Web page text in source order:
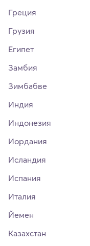
Греция
Грузия
Египет
Замбия
Зимбабве
Индия
Индонезия
Иордания
Исландия
Испания
Италия
Йемен
Казахстан